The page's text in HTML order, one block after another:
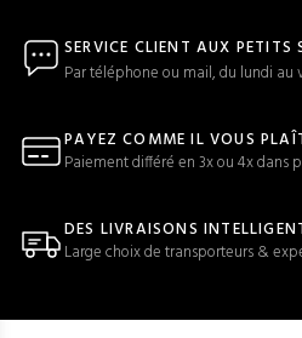
SERVICE CLIENT AUX PETITS
Par téléphone ou mail, du lundi au
PAYEZ COMME IL VOUS
Paiement différé en 3x ou 4x dans
DES LIVRAISONS
Large choix de transporteurs &